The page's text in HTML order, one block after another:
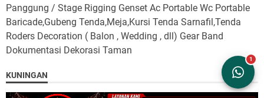
Panggung / Stage Rigging Genset Ac Portable Wc Portable
Baricade,Gubeng Tenda,Meja,Kursi Tenda Sarnafil,Tenda
Roders Decoration ( Balon , Wedding , dll) Gear Band
Dokumentasi Dekorasi Taman
KUNINGAN